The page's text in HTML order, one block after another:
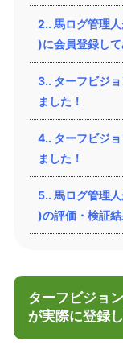
2. 馬ログ管理
)に会員登録して
3. ターフビジ
ました！
4. ターフビジ
ました！
5. 馬ログ管理
)の評価・検証
ターフビジョ
が実際に登録